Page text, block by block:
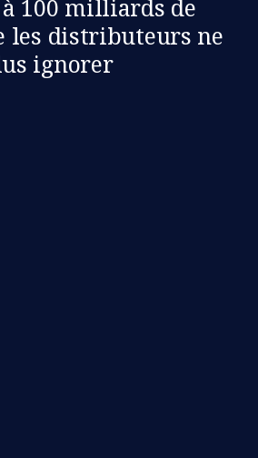
100 milliards de
les distributeurs ne
ignorer